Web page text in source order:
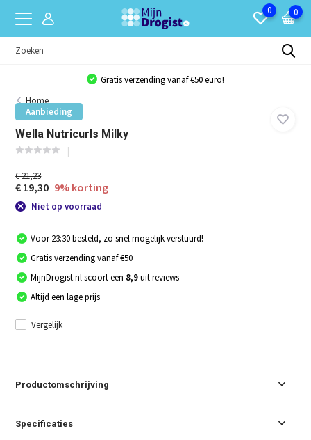
0 0
Gratis verzending vanaf €50 euro!
Home
Aanbieding
Wella Nutricurls Milky
€ 21,23
€ 19,30 9% korting
Niet op voorraad
Voor 23:30 besteld, zo snel mogelijk verstuurd!
Gratis verzending vanaf €50
MijnDrogist.nl scoort een 8,9uit reviews
Altijd een lage prijs
Vergelijk
Productomschrijving
Specificaties